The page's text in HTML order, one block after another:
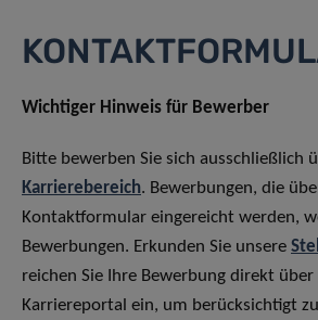
Wichtiger Hinweis für Bewerber
Bitte bewerben Sie sich ausschließlich
Karrierebereich. Bewerbungen, die
Kontaktformular eingereicht werden,
Bewerbungen. Erkunden Sie unsere
reichen Sie Ihre Bewerbung direkt über
Karriereportal ein, um berücksichtigt